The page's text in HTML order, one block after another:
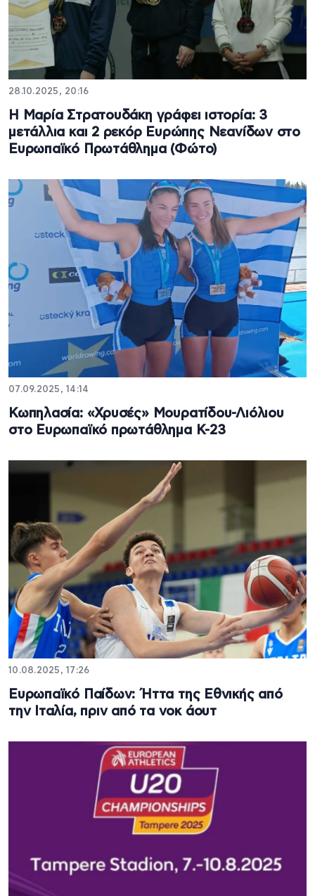
28.10.2025, 20:16
Η Μαρία Στρατουδάκη γράφει ιστορία: 3
μετάλλια και 2 ρεκόρ Ευρώπης Νεανίδων στο
Ευρωπαϊκό Πρωτάθλημα (Φώτο)
07.09.2025, 14:14
Κωπηλασία: «Χρυσές» Μουρατίδου-Λιόλιου
στο Ευρωπαϊκό πρωτάθλημα Κ-23
10.08.2025, 17:26
Ευρωπαϊκό Παίδων: Ήττα της Εθνικής από
την Ιταλία, πριν από τα νοκ άουτ